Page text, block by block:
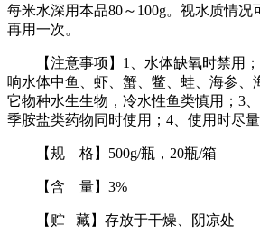
每米水深用本品80～100g。视水质情况
再用一次。
【注意事项】1、水体缺氧时禁用；
响水体中鱼、虾、蟹、鳖、蛙、海参、
它物种水生生物，冷水性鱼类慎用；3
季胺盐类药物同时使用；4、使用时尽量
【规 格】500g/瓶，20瓶/箱
【含 量】3%
【贮 藏】存放于干燥、阴凉处